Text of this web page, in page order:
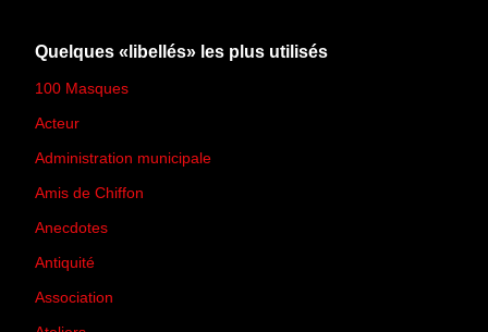
Quelques «libellés» les plus utilisés
100 Masques
Acteur
Administration municipale
Amis de Chiffon
Anecdotes
Antiquité
Association